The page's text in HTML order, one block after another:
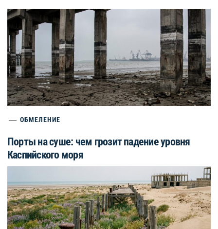
ОБМЕЛЕНИЕ
Порты на суше: чем грозит падение уровня
Каспийского моря